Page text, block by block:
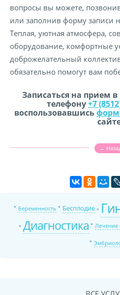
Беременность Бесплодие
Диагностика Лечение
вопросы вы можете,
или заполнив форму записи
Теплая, уютная атмосфера,
оборудование, комфортные
доброжелательный
обязательно помогут вам
Записаться на прием
телефону+7
воспользовавшись
←